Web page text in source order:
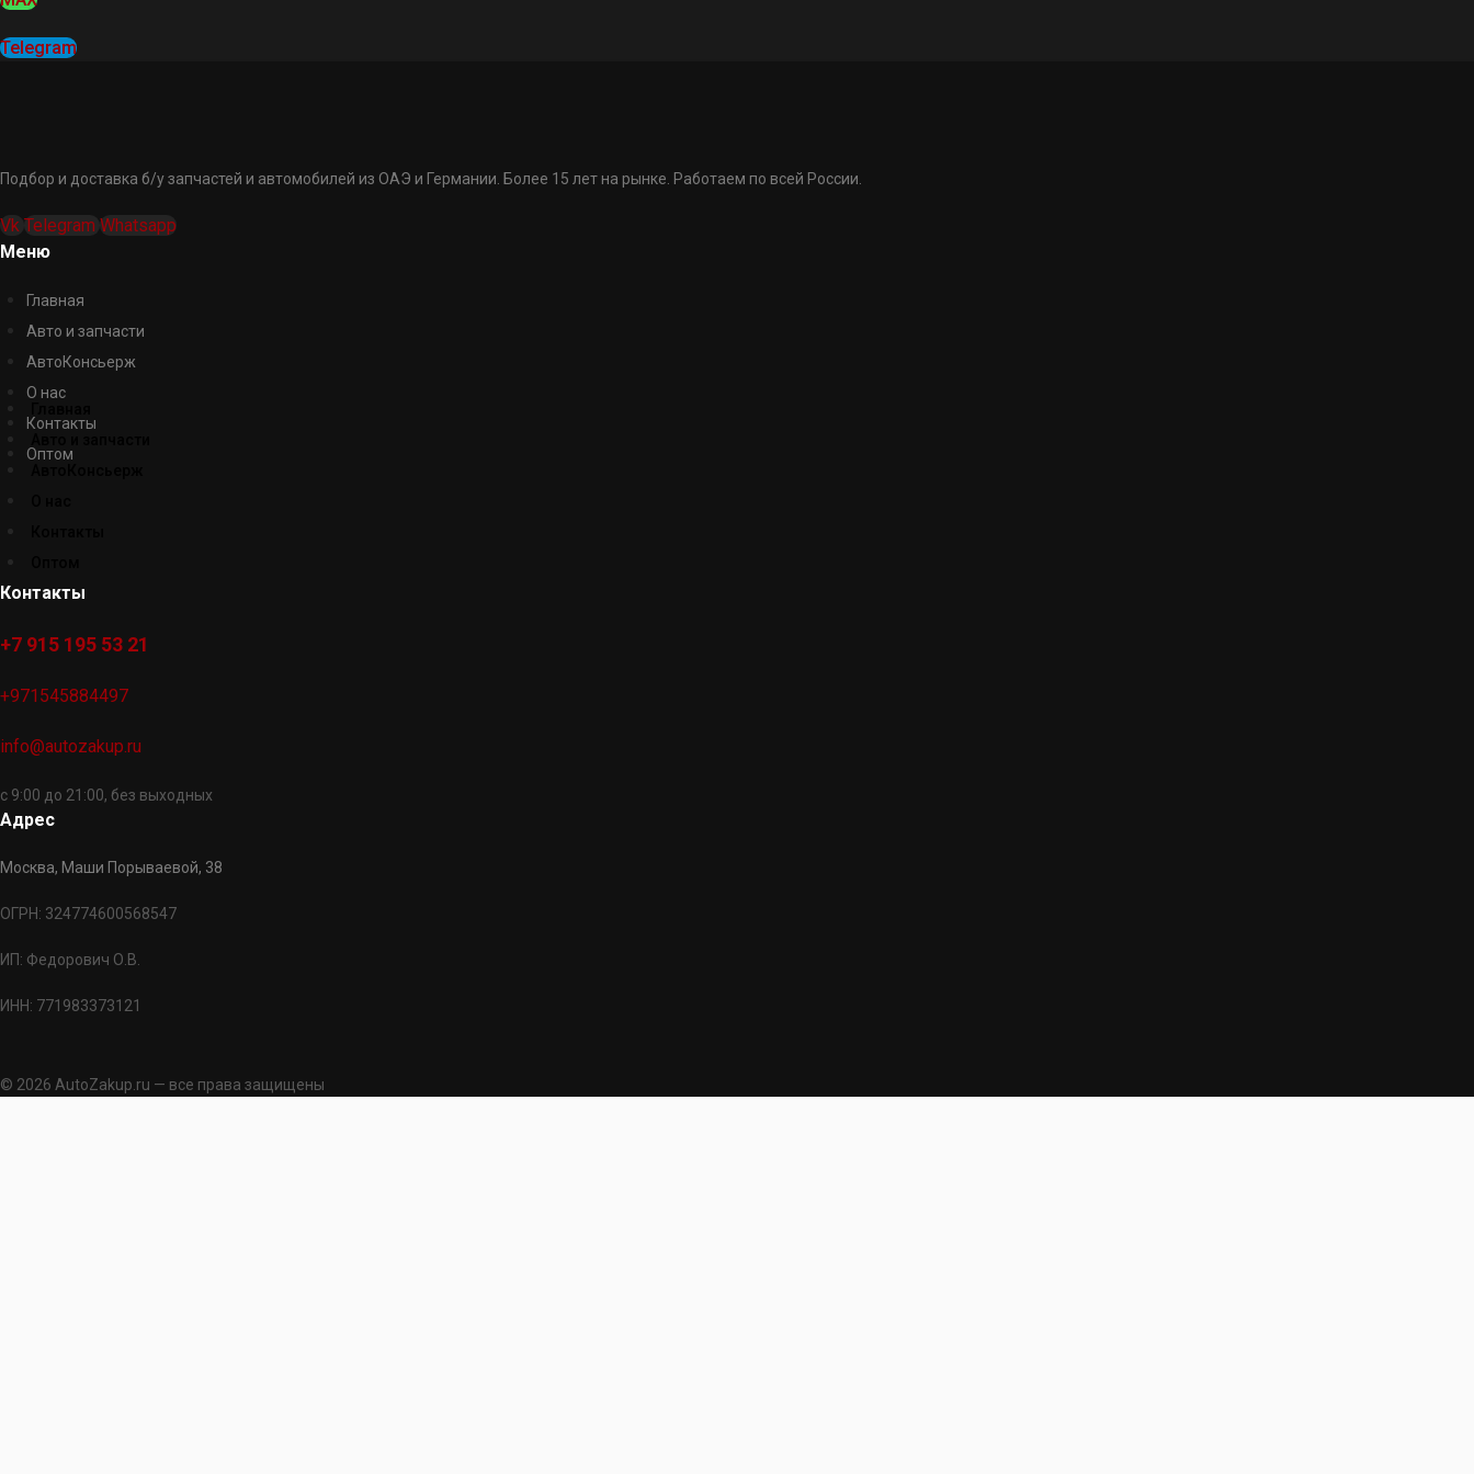
Telegram
Подбор и доставка б/у запчастей и автомобилей из ОАЭ и Германии. Более 15 лет на рынке. Работаем по всей России.
Vk Telegram Whatsapp
Меню
Главная
Авто и запчасти
АвтоКонсьерж
О нас
Контакты
Оптом
Контакты
+7 915 195 53 21
+971545884497
info@autozakup.ru
с 9:00 до 21:00, без выходных
Адрес
Москва, Маши Порываевой, 38
ОГРН: 324774600568547
ИП: Федорович О.В.
ИНН: 771983373121
© 2026 AutoZakup.ru — все права защищены